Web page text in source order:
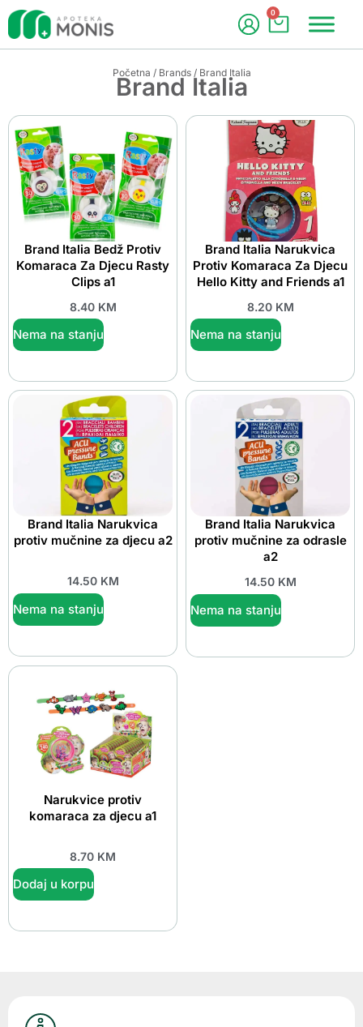
0
Početna / Brands/ Brand Italia
Brand Italia
Brand Italia Bedž Protiv
Komaraca Za Djecu Rasty
Clips a1
8.40 KM
Nema na stanju
Brand Italia Narukvica
Protiv Komaraca Za Djecu
Hello Kitty and Friends a1
8.20 KM
Nema na stanju
Brand Italia Narukvica
protiv mučnine za djecu a2
14.50 KM
Nema na stanju
Brand Italia Narukvica
protiv mučnine za odrasle
a2
14.50 KM
Nema na stanju
Narukvice protiv
komaraca za djecu a1
8.70 KM
Dodaj u korpu